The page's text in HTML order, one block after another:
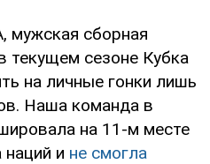
мужская сборная
текущем сезоне Кубка
на личные гонки лишь
Наша команда в
на 11-м месте
и не смогла